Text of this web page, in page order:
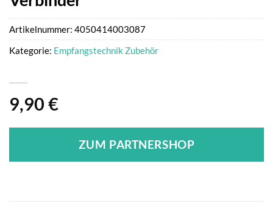
9,90 €
ZUM PARTNERSHOP
Artikelnummer: 4050414003087
Kategorie: Empfangstechnik Zubehör